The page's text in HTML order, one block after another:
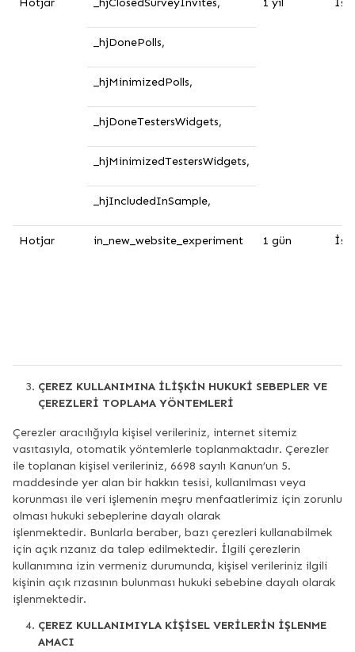
_hjDonePolls,
_hjMinimizedPolls,
_hjDoneTestersWidgets,
_hjMinimizedTestersWidgets,
_hjIncludedInSample,
Hotjar in_new_website_experiment 1 gün
ÇEREZ KULLANIMINA İLİŞKİN HUKUKİ SEBEPLER VE
ÇEREZLERİ TOPLAMA YÖNTEMLERİ
Çerezler aracılığıyla kişisel verileriniz, internet sitemiz
vasıtasıyla, otomatik yöntemlerle toplanmaktadır. Çerezler
ile toplanan kişisel verileriniz, 6698 sayılı Kanun’un 5.
maddesinde yer alan bir hakkın tesisi, kullanılması veya
korunması ile veri işlemenin meşru menfaatlerimiz için zorunlu
olması hukuki sebeplerine dayalı olarak
işlenmektedir. Bunlarla beraber, bazı çerezleri kullanabilmek
için açık rızanız da talep edilmektedir. İlgili çerezlerin
kullanımına izin vermeniz durumunda, kişisel verileriniz ilgili
kişinin açık rızasının bulunması hukuki sebebine dayalı olarak
işlenmektedir.
ÇEREZ KULLANIMIYLA KİŞİSEL VERİLERİN İŞLENME
AMACI